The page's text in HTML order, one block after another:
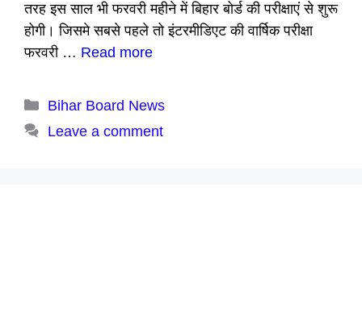
तरह इस साल भी फरवरी महीने में बिहार बोर्ड की परीक्षाएं से शुरू
होगी। जिसमे सबसे पहले तो इंटरमीडिएट की वार्षिक परीक्षा
फरवरी … Read more
Categories
Bihar Board News
Leave a comment